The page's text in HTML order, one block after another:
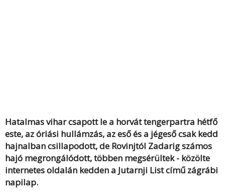
Hatalmas vihar csapott le a horvát tengerpartra hétfő
este, az óriási hullámzás, az eső és a jégeső csak kedd
hajnalban csillapodott, de Rovinjtól Zadarig számos
hajó megrongálódott, többen megsérültek - közölte
internetes oldalán kedden a Jutarnji List című zágrábi
napilap.